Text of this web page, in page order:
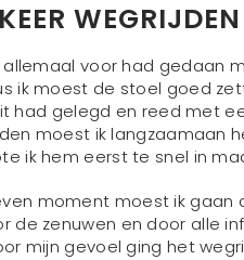
WEGRIJDEN
voor had gedaan
ik moest de stoel goed
had gelegd en reed met
moest ik langzaamaan
ik hem eerst te snel in
moment moest ik gaan
de zenuwen en door alle
mijn gevoel ging het